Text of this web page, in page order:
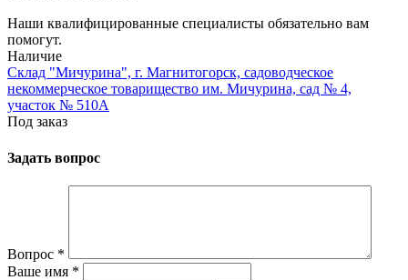
Наши квалифицированные специалисты обязательно вам
помогут.
Наличие
Склад "Мичурина", г. Магнитогорск, садоводческое
некоммерческое товарищество им. Мичурина, сад № 4,
участок № 510А
Под заказ
Задать вопрос
Вопрос *
Ваше имя *